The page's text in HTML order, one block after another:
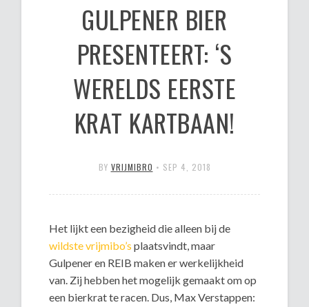
GULPENER BIER
PRESENTEERT: ‘S
WERELDS EERSTE
KRAT KARTBAAN!
BY VRIJMIBRO • SEP 4, 2018
Het lijkt een bezigheid die alleen bij de
wildste vrijmibo’s plaatsvindt, maar
Gulpener en REIB maken er werkelijkheid
van. Zij hebben het mogelijk gemaakt om op
een bierkrat te racen. Dus, Max Verstappen: